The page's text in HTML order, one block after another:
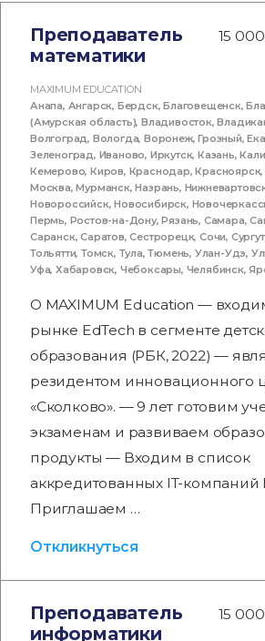
Преподаватель
математики
15
MAXIMUM EDUCATION
Анапа, Ангарск, Бердск,Благовещенск,
(Амурская область),Владивосток,
Волгоград, Вологда,Воронеж,Грозный,
Зеленоград, Иваново, Иркутск,Казань,
Кемерово,Киров, Краснодар,Красноярск
Москва,Мурманск,Назрань,
Новороссийск,Новосибирск,
Пермь, Ростов-на-Дону,Рязань, Самара,
Саранск,Саратов,Сестрорецк,Сочи, Сургут
Тольятти,Томск, Тула,Тюмень, Улан-Удэ,
Уфа,Хабаровск, Чебоксары, Челябинск,
О MAXIMUM Education —
рынке EdTech в сегменте
образования (РБК, 2022) —
резидентом инновационного
«Сколково». — 9 лет готовим
экзаменам и развиваем
продукты — Входим в список
аккредитованных IT-
Приглашаем …
Откликнуться
Преподаватель
информатики
15